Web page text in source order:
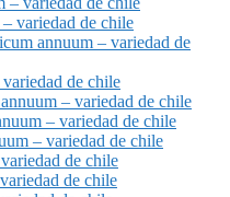
variedad de chile
annuum – variedad de
de chile
– variedad de chile
– variedad de chile
– variedad de chile
de chile
de chile